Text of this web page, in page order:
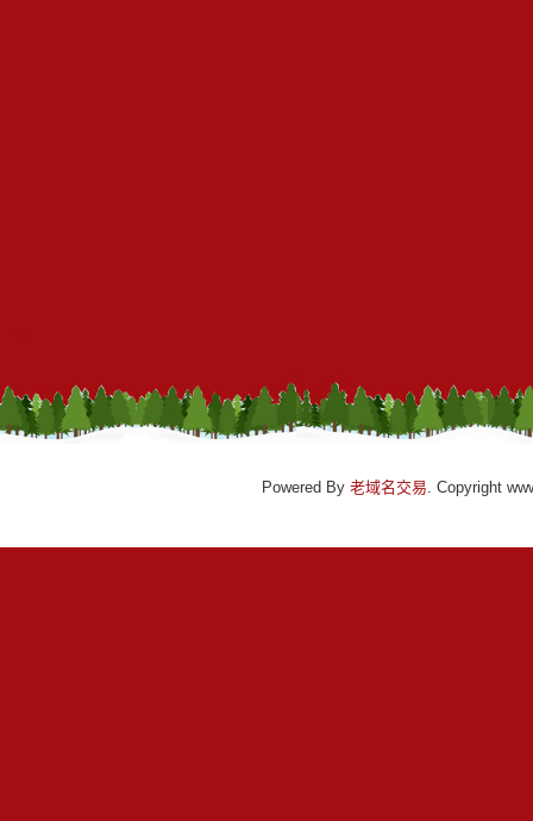
Powered By 老域名交易. Copyright